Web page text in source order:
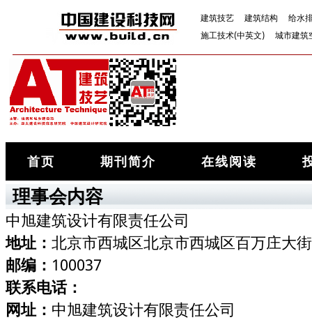
建筑技艺 建筑结构
给水
施工技术(中英文)
城市建筑
首页 期刊简介 在线阅读
理事会内容
中旭建筑设计有限责任公司
地址： 北京市西城区北京市西城区百万庄大
邮编： 100037
联系电话：
网址： 中旭建筑设计有限责任公司